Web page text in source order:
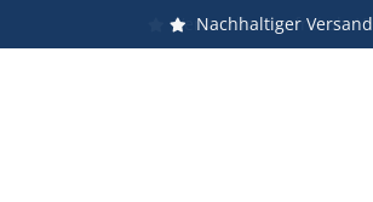
Zum Hauptinhalt springen
Nachhaltiger Versand